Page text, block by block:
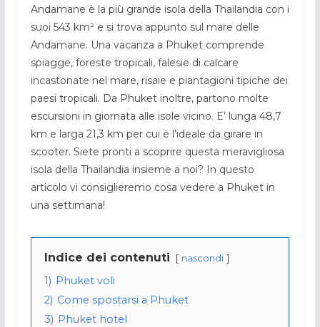
Andamane è la più grande isola della Thailandia con i
suoi 543 km² e si trova appunto sul mare delle
Andamane. Una vacanza a Phuket comprende
spiagge, foreste tropicali, falesie di calcare
incastonate nel mare, risaie e piantagioni tipiche dei
paesi tropicali. Da Phuket inoltre, partono molte
escursioni in giornata alle isole vicino. E’ lunga 48,7
km e larga 21,3 km per cui è l’ideale da girare in
scooter. Siete pronti a scoprire questa meravigliosa
isola della Thailandia insieme a noi? In questo
articolo vi consiglieremo cosa vedere a Phuket in
una settimana!
Indice dei contenuti nascondi
1) Phuket voli
2) Come spostarsi a Phuket
3) Phuket hotel